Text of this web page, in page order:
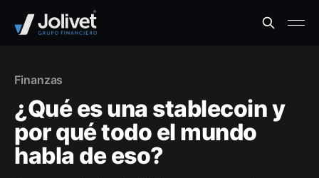
Finanzas
¿Qué es una stablecoin y
por qué todo el mundo
habla de eso?